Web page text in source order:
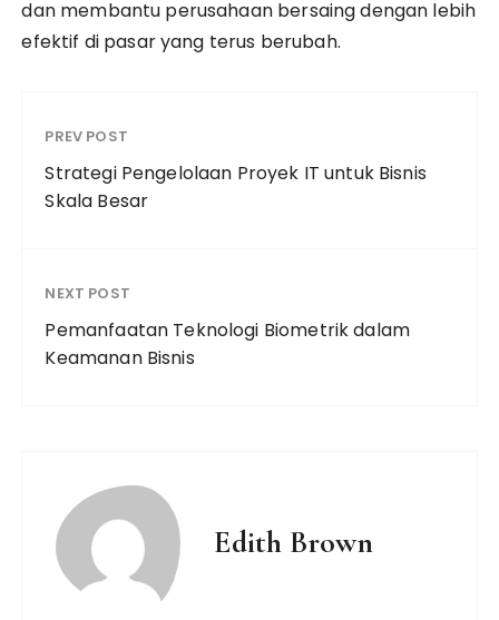
dan membantu perusahaan bersaing dengan lebih
efektif di pasar yang terus berubah.
PREV POST
Strategi Pengelolaan Proyek IT untuk Bisnis
Skala Besar
NEXT POST
Pemanfaatan Teknologi Biometrik dalam
Keamanan Bisnis
Edith Brown